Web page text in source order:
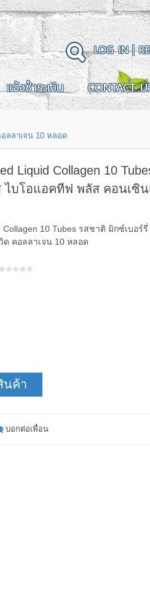
LOG IN|
แจ้งชำระเงิน CONTACT
ลลาเจน 10 หลอด
Liquid Collagen 10
ไบโอแอคทีฟ พลัส คอนเซิ
Collagen 10 Tubes รสชาติ มิกซ์เบอร์
คอลลาเจน 10 หลอด
นค้า
บอกต่อเพื่อน